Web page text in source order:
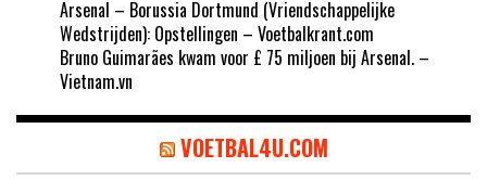
Arsenal – Borussia Dortmund (Vriendschappelijke
Wedstrijden): Opstellingen – Voetbalkrant.com
Bruno Guimarães kwam voor £ 75 miljoen bij Arsenal. –
Vietnam.vn
VOETBAL4U.COM